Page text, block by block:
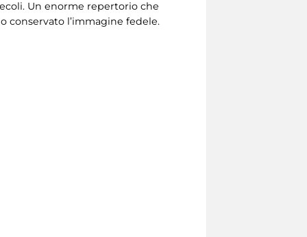
Un enorme repertorio che
conservato l’immagine fedele.